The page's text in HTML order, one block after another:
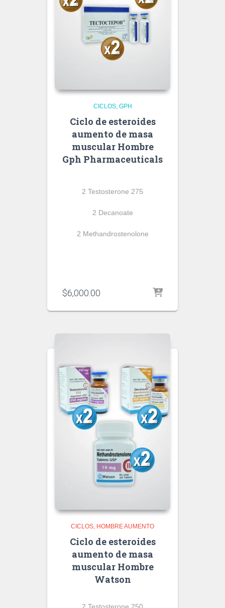
CICLOS GPH
Ciclo de esteroides
aumento de masa
muscular Hombre
Gph Pharmaceuticals
2 Testosterone 275
2 Decanoate
2 Methandrostenolone
$6,000.00
CICLOS HOMBRE AUMENTO
Ciclo de esteroides
aumento de masa
muscular Hombre
Watson